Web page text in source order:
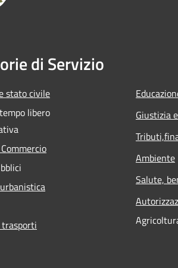
di Servizio
stato civile
libero
Giustizia
Ambiente
Salute,